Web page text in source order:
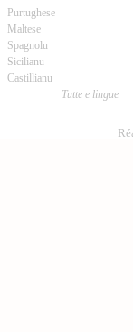
Purtughese
Maltese
Spagnolu
Sicilianu
Castillianu
Tutte e lingue